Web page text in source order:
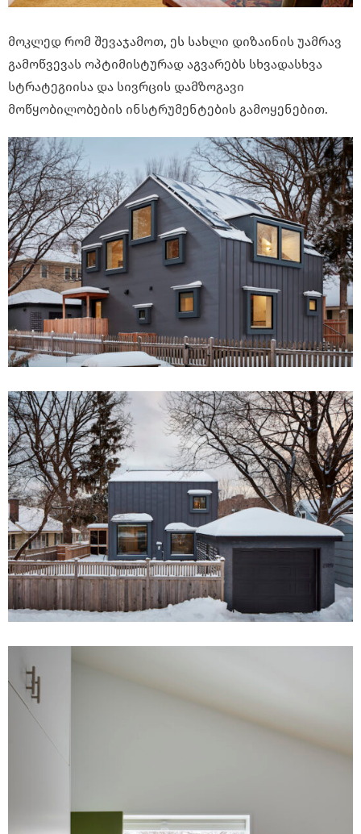
მოკლედ რომ შევაჯამოთ, ეს სახლი დიზაინის უამრავ
გამოწვევას ოპტიმისტურად აგვარებს სხვადასხვა
სტრატეგიისა და სივრცის დამზოგავი
მოწყობილობების ინსტრუმენტების გამოყენებით.